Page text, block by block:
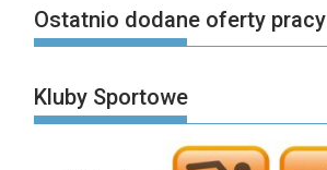
Ostatnio dodane oferty pracy
Kluby Sportowe